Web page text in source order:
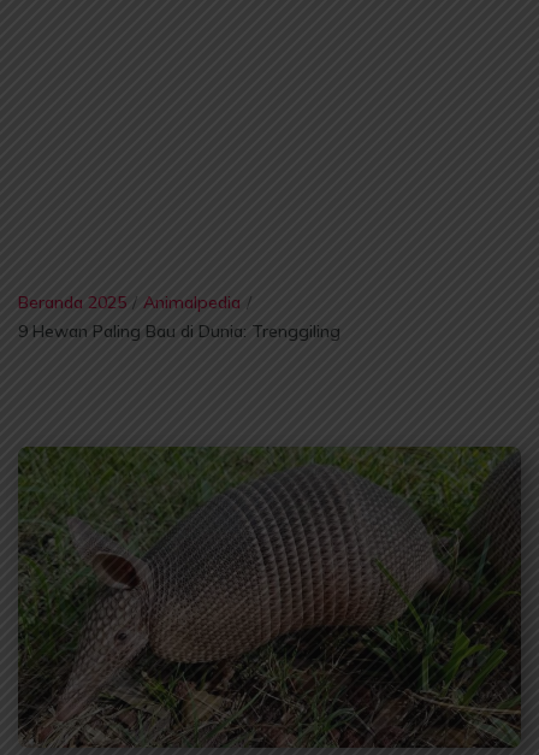
Beranda 2025 / Animalpedia /
9 Hewan Paling Bau di Dunia: Trenggiling